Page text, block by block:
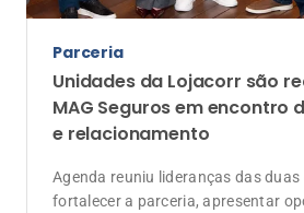
Motos